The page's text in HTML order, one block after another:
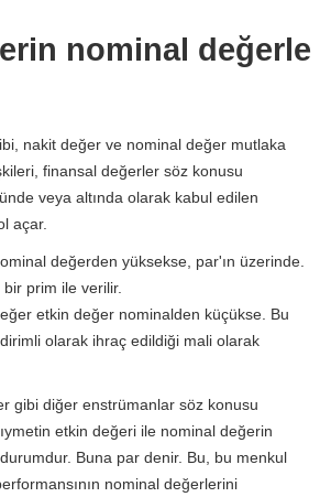
nominal değerle
nakit değer ve nominal değer mutlaka
finansal değerler söz konusu
veya altında olarak kabul edilen
açar.
değerden yüksekse, par'ın üzerinde.
prim ile verilir.
eğer etkin değer nominalden küçükse. Bu
olarak ihraç edildiği mali olarak
gibi diğer enstrümanlar söz konusu
etkin değeri ile nominal değerin
Buna par denir. Bu, bu menkul
nominal değerlerini